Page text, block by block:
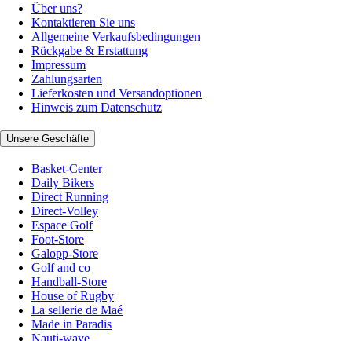
Über uns?
Kontaktieren Sie uns
Allgemeine Verkaufsbedingungen
Rückgabe & Erstattung
Impressum
Zahlungsarten
Lieferkosten und Versandoptionen
Hinweis zum Datenschutz
Unsere Geschäfte
Basket-Center
Daily Bikers
Direct Running
Direct-Volley
Espace Golf
Foot-Store
Galopp-Store
Golf and co
Handball-Store
House of Rugby
La sellerie de Maé
Made in Paradis